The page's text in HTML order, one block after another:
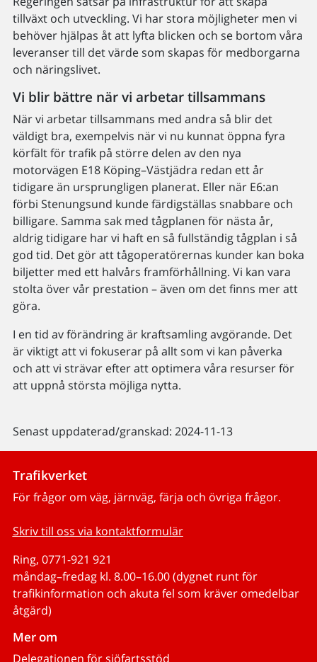
tillväxt och utveckling. Vi har stora möjligheter men vi
behöver hjälpas åt att lyfta blicken och se bortom våra
leveranser till det värde som skapas för medborgarna
och näringslivet.
Vi blir bättre när vi arbetar tillsammans
När vi arbetar tillsammans med andra så blir det
väldigt bra, exempelvis när vi nu kunnat öppna fyra
körfält för trafik på större delen av den nya
motorvägen E18 Köping–Västjädra redan ett år
tidigare än ursprungligen planerat. Eller när E6:an
förbi Stenungsund kunde färdigställas snabbare och
billigare. Samma sak med tågplanen för nästa år,
aldrig tidigare har vi haft en så fullständig tågplan i så
god tid. Det gör att tågoperatörernas kunder kan boka
biljetter med ett halvårs framförhållning. Vi kan vara
stolta över vår prestation – även om det finns mer att
göra.
I en tid av förändring är kraftsamling avgörande. Det
är viktigt att vi fokuserar på allt som vi kan påverka
och att vi strävar efter att optimera våra resurser för
att uppnå största möjliga nytta.
Senast uppdaterad/granskad: 2024-11-13
Trafikverket
För frågor om väg, järnväg, färja och övriga frågor.
Skriv till oss via kontaktformulär
Ring, 0771-921 921
måndag–fredag kl. 8.00–16.00 (dygnet runt för
trafikinformation och akuta fel som kräver omedelbar
åtgärd)
Mer om
Delegationen för sjöfartsstöd